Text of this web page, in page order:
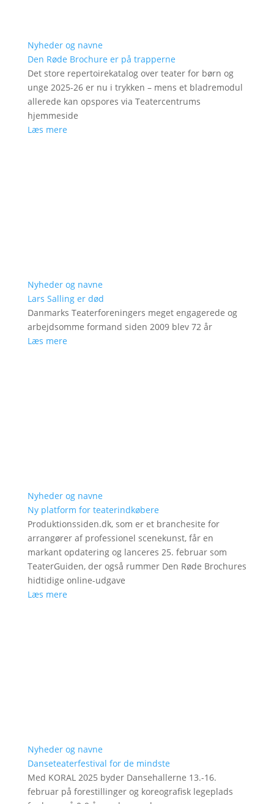
Nyheder og navne
Den Røde Brochure er på trapperne
Det store repertoirekatalog over teater for børn og
unge 2025-26 er nu i trykken – mens et bladremodul
allerede kan opspores via Teatercentrums
hjemmeside
Læs mere
Nyheder og navne
Lars Salling er død
Danmarks Teaterforeningers meget engagerede og
arbejdsomme formand siden 2009 blev 72 år
Læs mere
Nyheder og navne
Ny platform for teaterindkøbere
Produktionssiden.dk, som er et branchesite for
arrangører af professionel scenekunst, får en
markant opdatering og lanceres 25. februar som
TeaterGuiden, der også rummer Den Røde Brochures
hidtidige online-udgave
Læs mere
Nyheder og navne
Danseteaterfestival for de mindste
Med KORAL 2025 byder Dansehallerne 13.-16.
februar på forestillinger og koreografisk legeplads